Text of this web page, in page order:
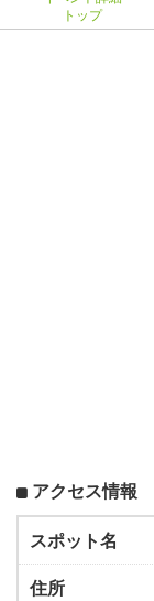
トップ
アクセス情報
スポット名
住所